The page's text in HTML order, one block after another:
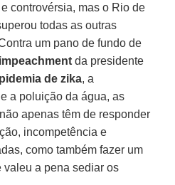
controvérsia, mas o Rio de
todas as outras
um pano de fundo de
impeachment da presidente
de zika, a
a poluição da água, as
apenas têm de responder
incompetência e
como também fazer um
valeu a pena sediar os